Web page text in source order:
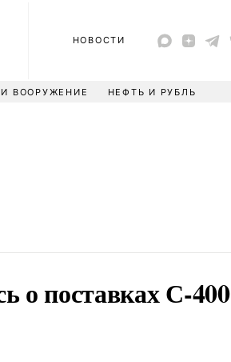
НОВОСТИ
ВООРУЖЕНИЕ НЕФТЬ И РУБЛЬ
о поставках С-400